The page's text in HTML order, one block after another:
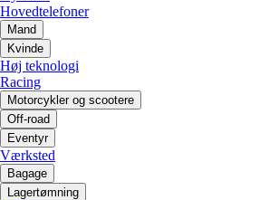
Hovedtelefoner
Mand
Kvinde
Høj teknologi
Racing
Motorcykler og scootere
Off-road
Eventyr
Værksted
Bagage
Lagertømning